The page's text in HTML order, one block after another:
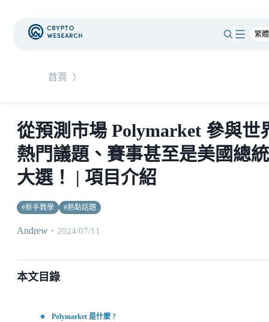
首頁 〉
從預測市場 Polymarket 參與世
熱門議題、賽事甚至是美國總統
大選！ | 項目介紹
#新手教學 #熱點話題
Andrew ・ 2024/07/11
本文目錄
Polymarket 是什麼 ?